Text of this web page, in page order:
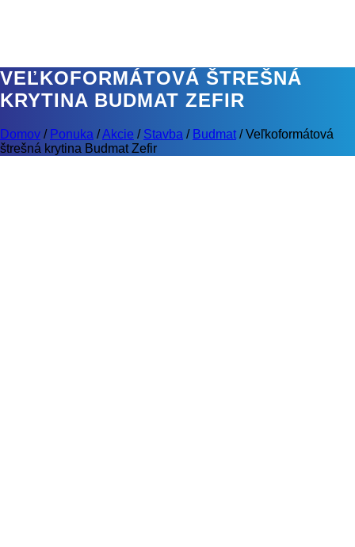
VEĽKOFORMÁTOVÁ ŠTREŠNÁ
KRYTINA BUDMAT ZEFIR
Domov / Ponuka /Akcie / Stavba / Budmat /Veľkoformátová
štrešná krytina Budmat Zefir